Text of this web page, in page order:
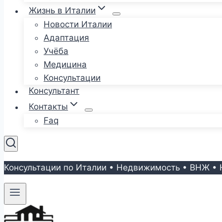
Жизнь в Италии
Новости Италии
Адаптация
Учёба
Медицина
Консультации
Консультант
Контакты
Faq
Консультации по Италии • Недвижимость • ВНЖ •